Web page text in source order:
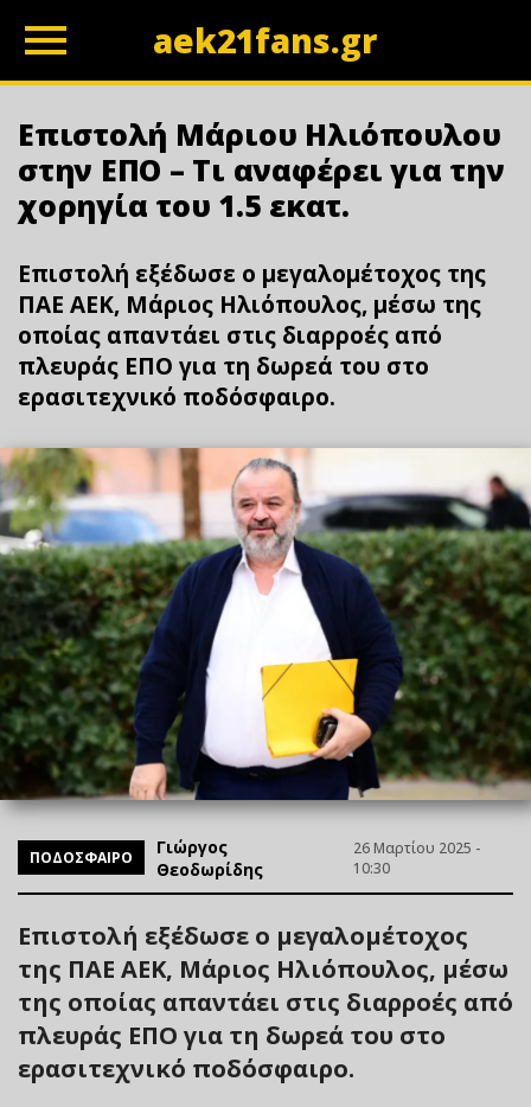
aek21fans.gr
Επιστολή Μάριου Ηλιόπουλου
στην ΕΠΟ – Τι αναφέρει για την
χορηγία του 1.5 εκατ.
Επιστολή εξέδωσε ο μεγαλομέτοχος της
ΠΑΕ ΑΕΚ, Μάριος Ηλιόπουλος, μέσω της
οποίας απαντάει στις διαρροές από
πλευράς ΕΠΟ για τη δωρεά του στο
ερασιτεχνικό ποδόσφαιρο.
ΠΟΔΟΣΦΑΙΡΟ
Γιώργος
Θεοδωρίδης
26 Μαρτίου 2025 -
10:30
Επιστολή εξέδωσε ο μεγαλομέτοχος
της ΠΑΕ ΑΕΚ, Μάριος Ηλιόπουλος, μέσω
της οποίας απαντάει στις διαρροές από
πλευράς ΕΠΟ για τη δωρεά του στο
ερασιτεχνικό ποδόσφαιρο.